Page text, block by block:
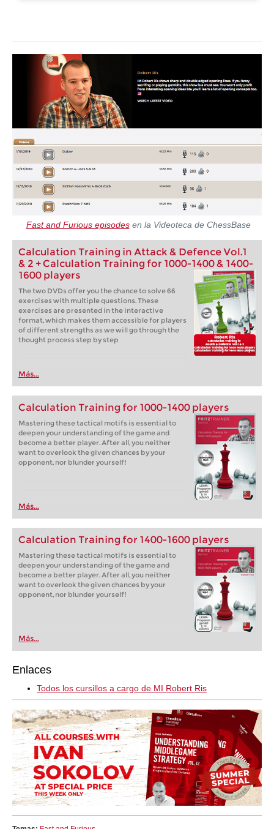
Fast and Furious episodesen la Videoteca de ChessBase
Calculation Training in Attack & Defence Vol.1
& 2 + Calculation Training for 1000-1400 & 1400-
1600 players
The two DVDs offer you the chance to solve 66
exercises with multiple questions. These
exercises are presented in the interactive
format, which makes them accessible for players
of different strengths as we will go through the
thought process step by step
Más...
Calculation Training for 1000-1400 players
Mastering these tactical motifs is essential to
deepen your understanding of the game and
become a better player. After all, you neither
want to overlook the given chances by your
opponent, nor blunder yourself!
Más...
Calculation Training for 1400-1600 players
Mastering these tactical motifs is essential to
deepen your understanding of the game and
become a better player. After all, you neither
want to overlook the given chances by your
opponent, nor blunder yourself!
Más...
Enlaces
Todos los cursillos a cargo de MI Robert Ris